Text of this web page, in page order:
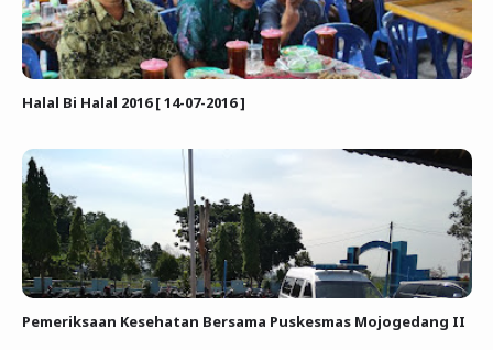
Halal Bi Halal 2016 [ 14-07-2016 ]
Pemeriksaan Kesehatan Bersama Puskesmas Mojogedang II